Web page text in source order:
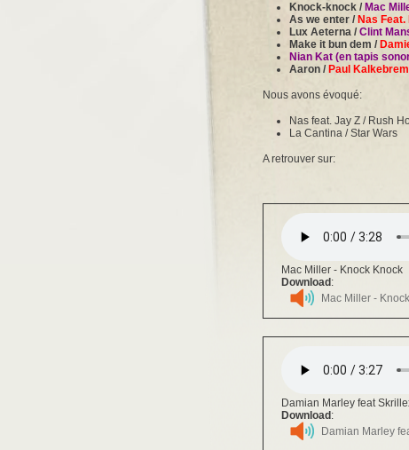
Knock-knock / Mac
As we enter / Nas
Lux Aeterna / Clint
Make it bun dem /
Nian Kat (en tapis
Aaron / Paul
Nous avons évoqué:
Nas feat. Jay Z / Rush
La Cantina / Star Wars
A retrouver sur:
Mac Miller - Knock Knock
Download:
Mac Miller -
Damian Marley feat
Download:
Damian Marley